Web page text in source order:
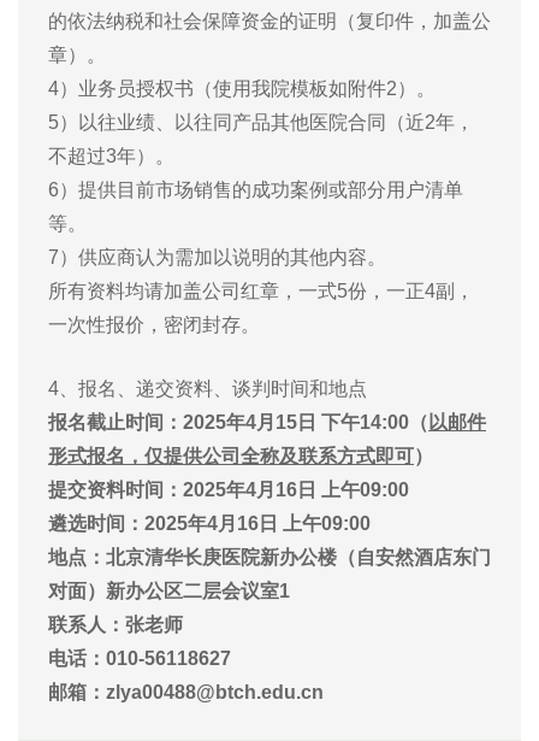
的依法纳税和社会保障资金的证明（复印件，加盖公
章）。
4）业务员授权书（使用我院模板如附件2）。
5）以往业绩、以往同产品其他医院合同（近2年，
不超过3年）。
6）提供目前市场销售的成功案例或部分用户清单
等。
7）供应商认为需加以说明的其他内容。
所有资料均请加盖公司红章，一式5份，一正4副，
一次性报价，密闭封存。
4、报名、递交资料、谈判时间和地点
报名截止时间： 2025年4月15日 下午14:00（ 以邮件
形式报名，仅提供公司全称及联系方式即可）
提交资料时间：2025年4月16日 上午09:00
遴选时间： 2025年4月16日 上午09:00
地点：北京清华长庚医院新办公楼（自安然酒店东门
对面） 新办公区二层会议室1
联系人：张老师
电话：010-56118627
邮箱：zlya00488@btch.edu.cn